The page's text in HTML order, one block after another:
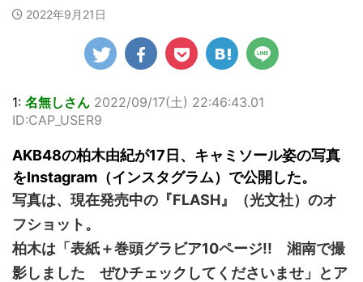
Powered by livedoor 相互
ゅーすなう！ まとめアンテナ
21:56)
Powered by livedoor 相互
中の本郷。 今回、
トが掲載されてお
り、ボディライン
クシーニット姿の
カットから、笑顔
キュートなビキ
を引くランジェリ
ー姿のカットなど
盛りだくさんの内
容となっている。
http://www.rbbto
da ...
日生まれの16歳。
今年2月に同誌の表
話題になり、早く
も再登場した。
が揺れた！！」と
紹介され、水着姿
を披露した。 ...
「写真集」で共に2
位にランクインし
た。 【写真18枚】
せ…ほぼ'手ぶら'な
縄でロケを敢行。
本作撮影にあた
り、「スゴい決意
をさせていただい
時の体重まで ...
2022年9月21日
1: 名無しさん 2022/09/17(土) 22:46:43.01
ID:CAP_USER9
AKB48の柏木由紀が17日、キャミソール姿の写真
をInstagram（インスタグラム）で公開した。
写真は、現在発売中の『FLASH』（光文社）のオ
フショット。
柏木は「表紙＋巻頭グラビア10ページ!! 湘南で撮
影しました ぜひチェックしてくださいませ」とア